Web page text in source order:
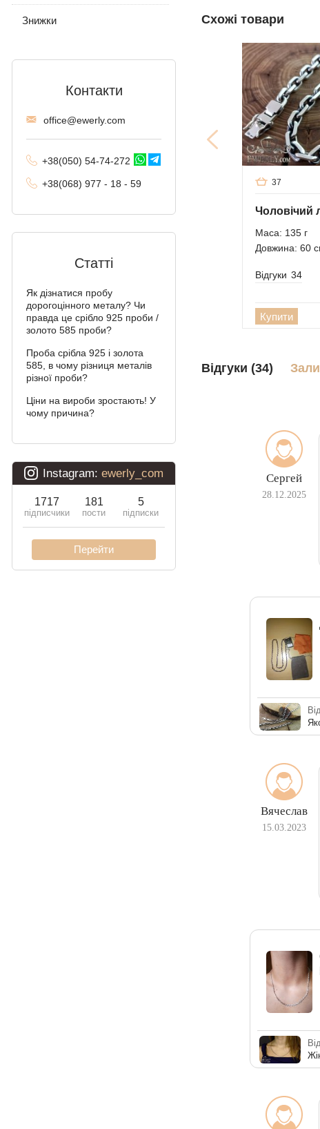
Московський Бісмарк
(Валькірія, Малайзія)
Комбіноване якірне
панцирне)
Фантом (Рамзес і
подвійний струмок)
камінням
Фараон (подвійне
якірне)
Арабський Бісмарк
Давид
Подвійний Бісмарк
Подвійний рамзес
Десятка (подвійне
панцирное)
Кардинал (Пітон,
Італійка)
Знижки
Контакти
office@ewerly.com
+38(050) 54-74-272
+38(068) 977 - 18 - 59
Статті
Як дізнатися пробу
дорогоцінного металу? Чи
правда це срібло 925 проби /
золото 585 проби?
Проба срібла 925 і золота
585, в чому різниця металів
різної проби?
Ціни на вироби зростають! У
чому причина?
Схожі товари
37
Маса: 135 г
Довжина: 60
Відгуки 34
Купити
Відгуки (34)
Сергей
28.12.2025
Вячеслав
15.03.2023